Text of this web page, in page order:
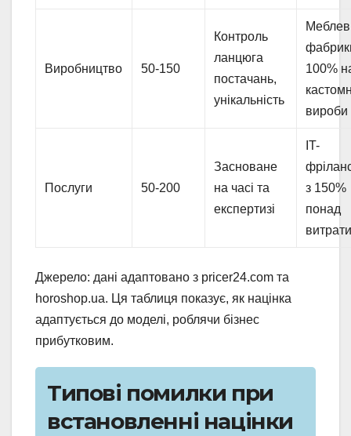
Виробництво 50-150
Контроль
ланцюга
постачань,
унікальність
100%
вироби
Послуги 50-200
Засноване
на часі та
експертизі
IT-
з 150%
понад
Джерело: дані адаптовано з pricer24.com та
horoshop.ua. Ця таблиця показує, як націнка
адаптується до моделі, роблячи бізнес
прибутковим.
Типові помилки при
встановленні націнки